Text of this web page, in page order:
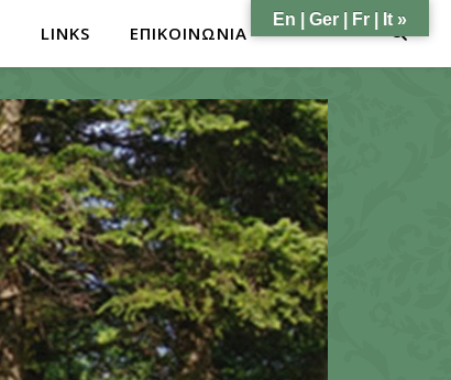
LINKS ΕΠΙΚΟΙΝΩΝΙΑ
En | Ger | Fr | It »